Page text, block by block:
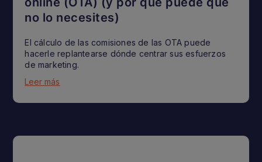
no lo necesites)
El cálculo de las comisiones de las OTA puede
hacerle replantearse dónde centrar sus esfuerzos
de marketing.
Leer más